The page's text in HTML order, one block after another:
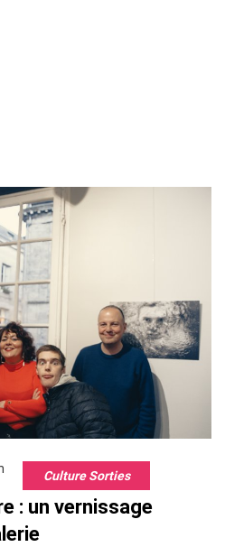
Culture Sorties
: un vernissage